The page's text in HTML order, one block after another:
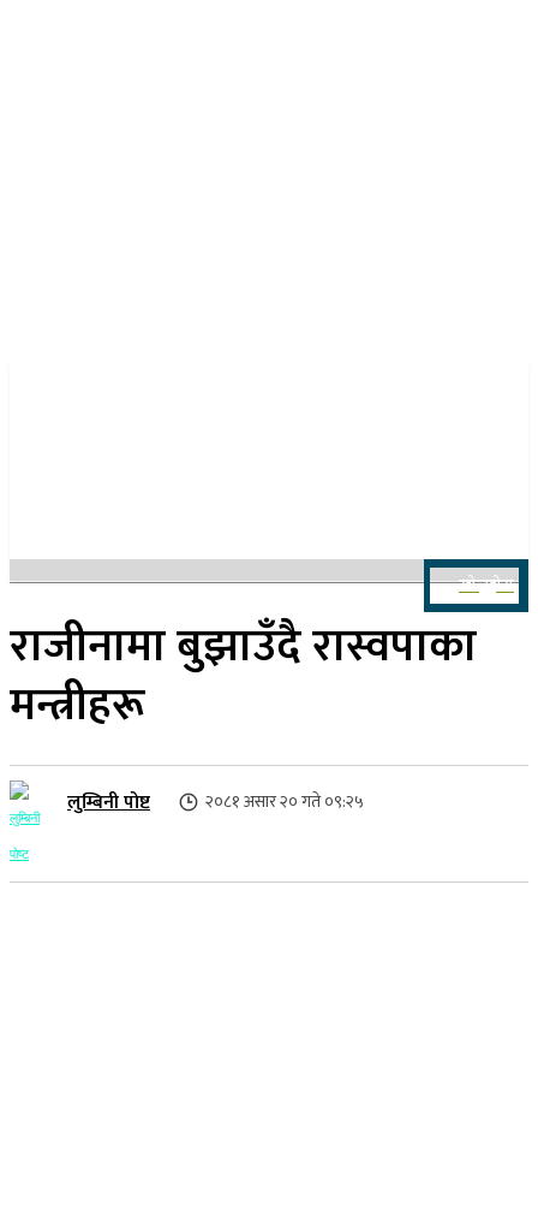
खोज्नुहोस
राजीनामा बुझाउँदै रास्वपाका
मन्त्रीहरू
लुम्बिनी पोष्ट २०८१ असार २० गते ०९:२५